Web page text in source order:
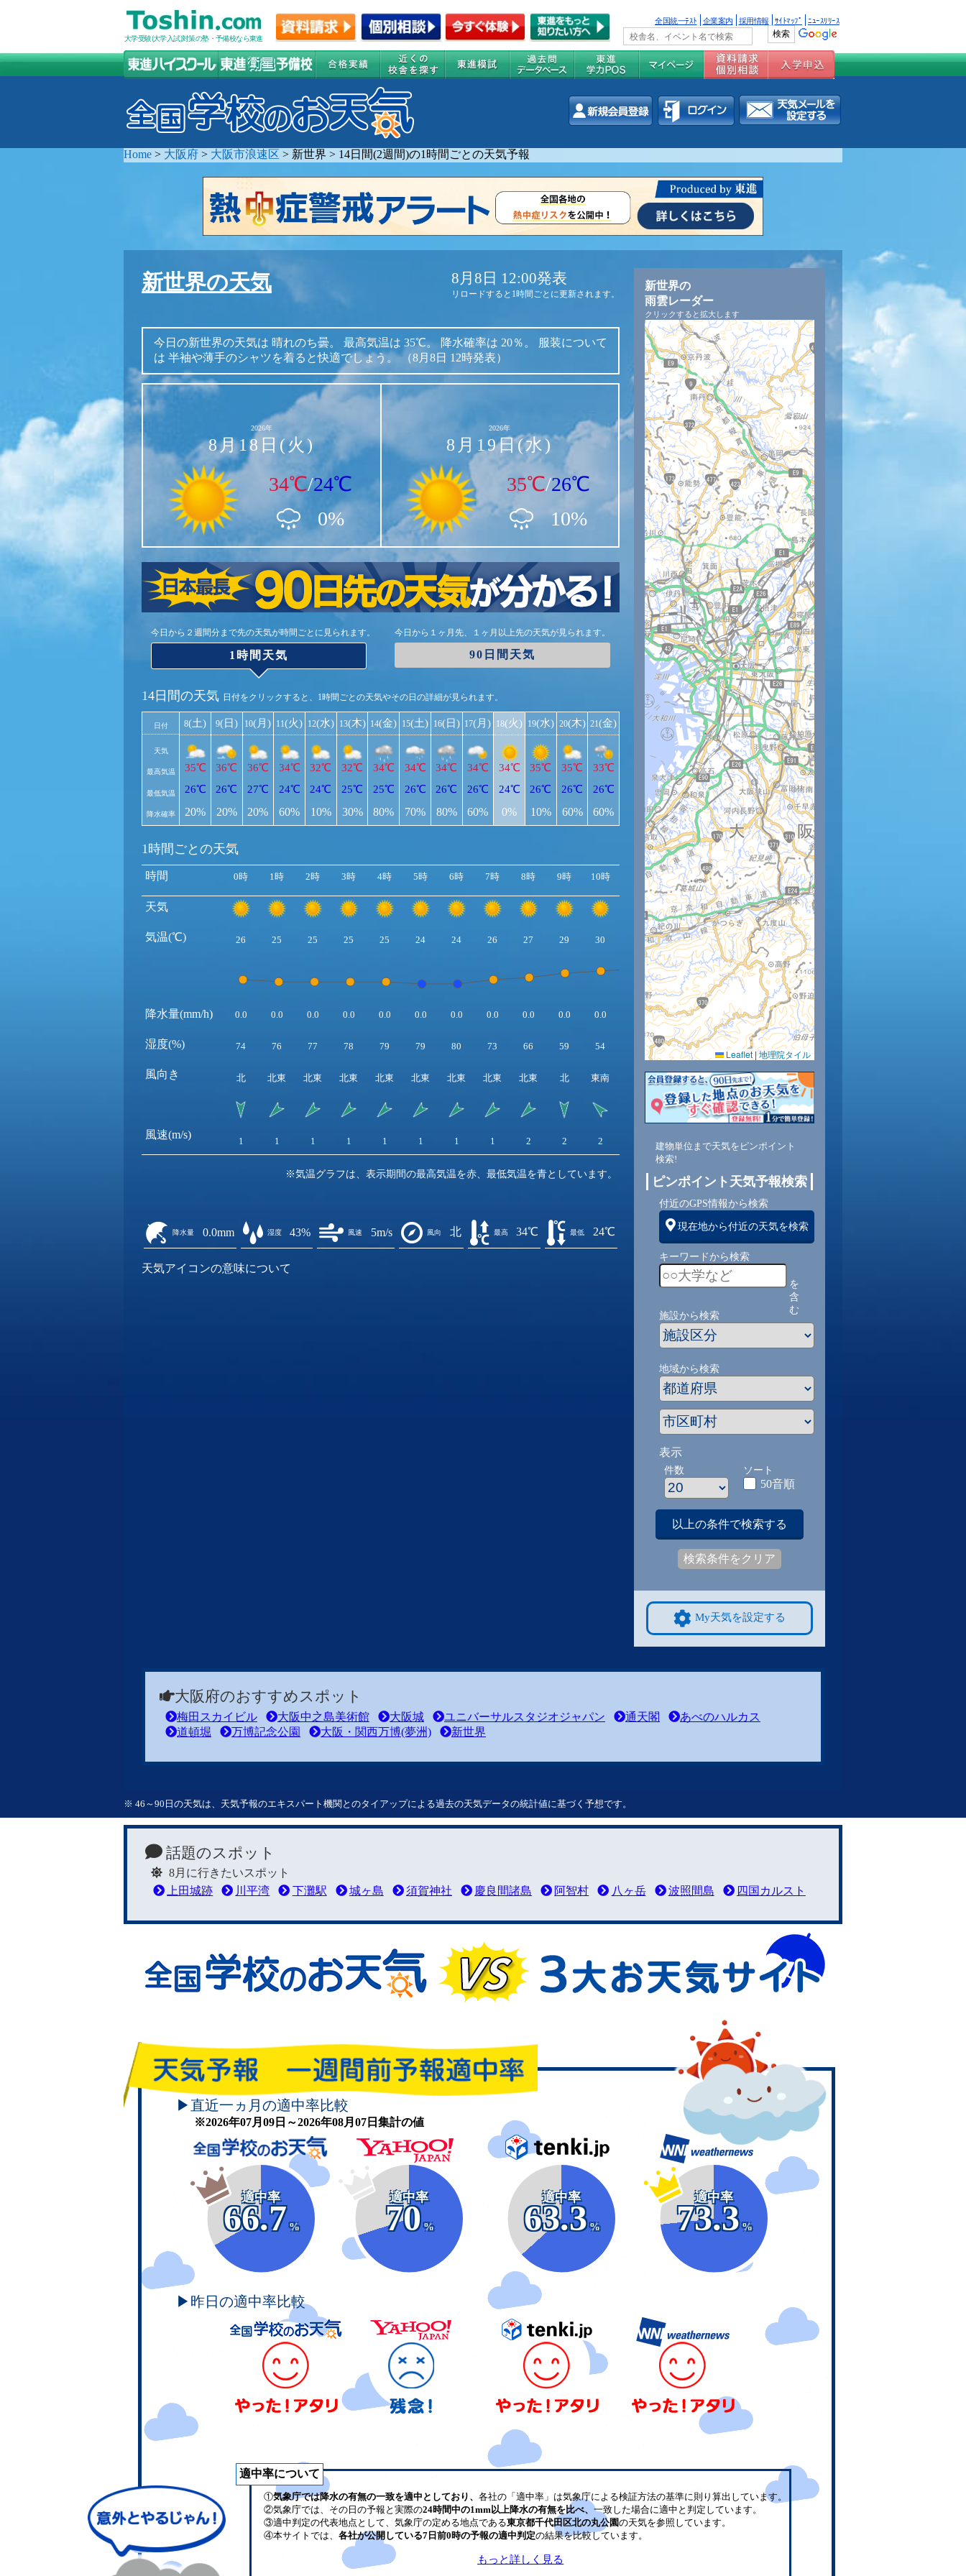
大学受験(大学入試)対策の塾・予備校なら東進
全国統一ﾃｽﾄ 企業案内 採用情報 ｻｲﾄﾏｯﾌﾟ ﾆｭｰｽﾘﾘｰｽ
Home > 大阪府 > 大阪市浪速区 > 新世界 > 14日間(2週間)の1時間ごとの天気予報
新世界の天気 8月8日 12:00発表
リロードすると1時間ごとに更新されます。
今日の新世界の天気は 晴れのち曇。 最高気温は 35℃。 降水確率は 20％。
服装について
は 半袖や薄手のシャツを着ると快適でしょう。（8月8日 12時発表）
2026年
8月18日(火)
34℃/24℃
0%
2026年
8月19日(水)
35℃/26℃
10%
今日から２週間分まで先の天気が時間ごとに見られます。
1時間天気
今日から１ヶ月先、１ヶ月以上先の天気が見られます。
90日間天気
14日間の天気 日付をクリックすると、1時間ごとの天気やその日の詳細が見られます。
日付
天気
最高気温
最低気温
降水確率
8(土)
35℃
26℃
20%
9(日)
36℃
26℃
20%
10(月)
36℃
27℃
20%
11(火)
34℃
24℃
60%
12(水)
32℃
24℃
10%
13(木)
32℃
25℃
30%
14(金)
34℃
25℃
80%
15(土)
34℃
26℃
70%
16(日)
34℃
26℃
80%
17(月)
34℃
26℃
60%
18(火)
34℃
24℃
0%
19(水)
35℃
26℃
10%
20(木)
35℃
26℃
60%
21(金)
33℃
26℃
60%
1時間ごとの天気
時間
天気
気温(℃)
降水量(mm/h)
湿度(%)
風向き
風速(m/s)
0時 1時 2時 3時 4時 5時 6時 7時 8時 9時 10時 11時 12時 13時 14時 15時 16時
26 25 25 25 25 24 24 26 27 29 30 33 33 34 34 33
0.0 0.0 0.0 0.0 0.0 0.0 0.0 0.0 0.0 0.0 0.0 0.0 0.0 0.0 0.0 0.0
74 76 77 78 79 79 80 73 66 59 54 44 43 43 42
北 北東 北東 北東 北東 北東 北東 北東 北東 北 東南 北 北西 北西 北西
1 1 1 1 1 1 1 1 2 2 2 2 2 3 3
※気温グラフは、表示期間の最高気温を赤、最低気温を青としています。
降水量 0.0mm 湿度 43% 風速 5m/s 風向 北 最高 34℃ 最低 24℃
天気アイコンの意味について
新世界の
雨雲レーダー
クリックすると拡大します
Leaflet | 地理院タイル
建物単位まで天気をピンポイント
検索!
ピンポイント天気予報検索
付近のGPS情報から検索
現在地から付近の天気を検索
キーワードから検索
を
含
む
施設から検索
地域から検索
表示
件数 ソート
50音順
以上の条件で検索する
検索条件をクリア
My天気を設定する
大阪府のおすすめスポット
梅田スカイビル 大阪中之島美術館 大阪城 ユニバーサルスタジオジャパン 通天閣
あべのハルカス
道頓堀
万博記念公園 大阪・関西万博(夢洲) 新世界
※ 46～90日の天気は、天気予報のエキスパート機関とのタイアップによる過去の天気データの統計値に基づく予想です。
話題のスポット
8月に行きたいスポット
上田城跡
川平湾 下灘駅 城ヶ島 須賀神社 慶良間諸島 阿智村 八ヶ岳 波照間島 四国カルスト
▶直近一ヵ月の適中率比較
※2026年07月09日～2026年08月07日集計の値
適中率
66.7
%
適中率
70
%
適中率
63.3
%
適中率
73.3
%
▶昨日の適中率比較
適中率について
①気象庁では降水の有無の一致を適中としており、 各社の「適中率」は気象庁による検証方法の基準に則り算出しています。
②気象庁では、その日の予報と実際の24時間中の1mm以上降水の有無を比べ、 一致した場合に適中と判定しています。
③適中判定の代表地点として、気象庁の定める地点である東京都千代田区北の丸公園の天気を参照しています。
④本サイトでは、 各社が公開している7日前0時の予報の適中判定の結果を比較しています。
もっと詳しく見る